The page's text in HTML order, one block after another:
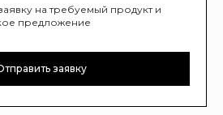
на требуемый продукт и
предложение
заявку